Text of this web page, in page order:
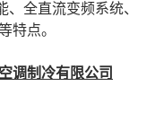
全直流变频系统、
特点。
调制冷有限公司